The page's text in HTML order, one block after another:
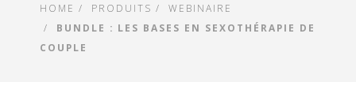
HOME PRODUITS
WEBINAIRE
BUNDLE : LES BASES EN SEXOTHÉRAPIE DE
COUPLE